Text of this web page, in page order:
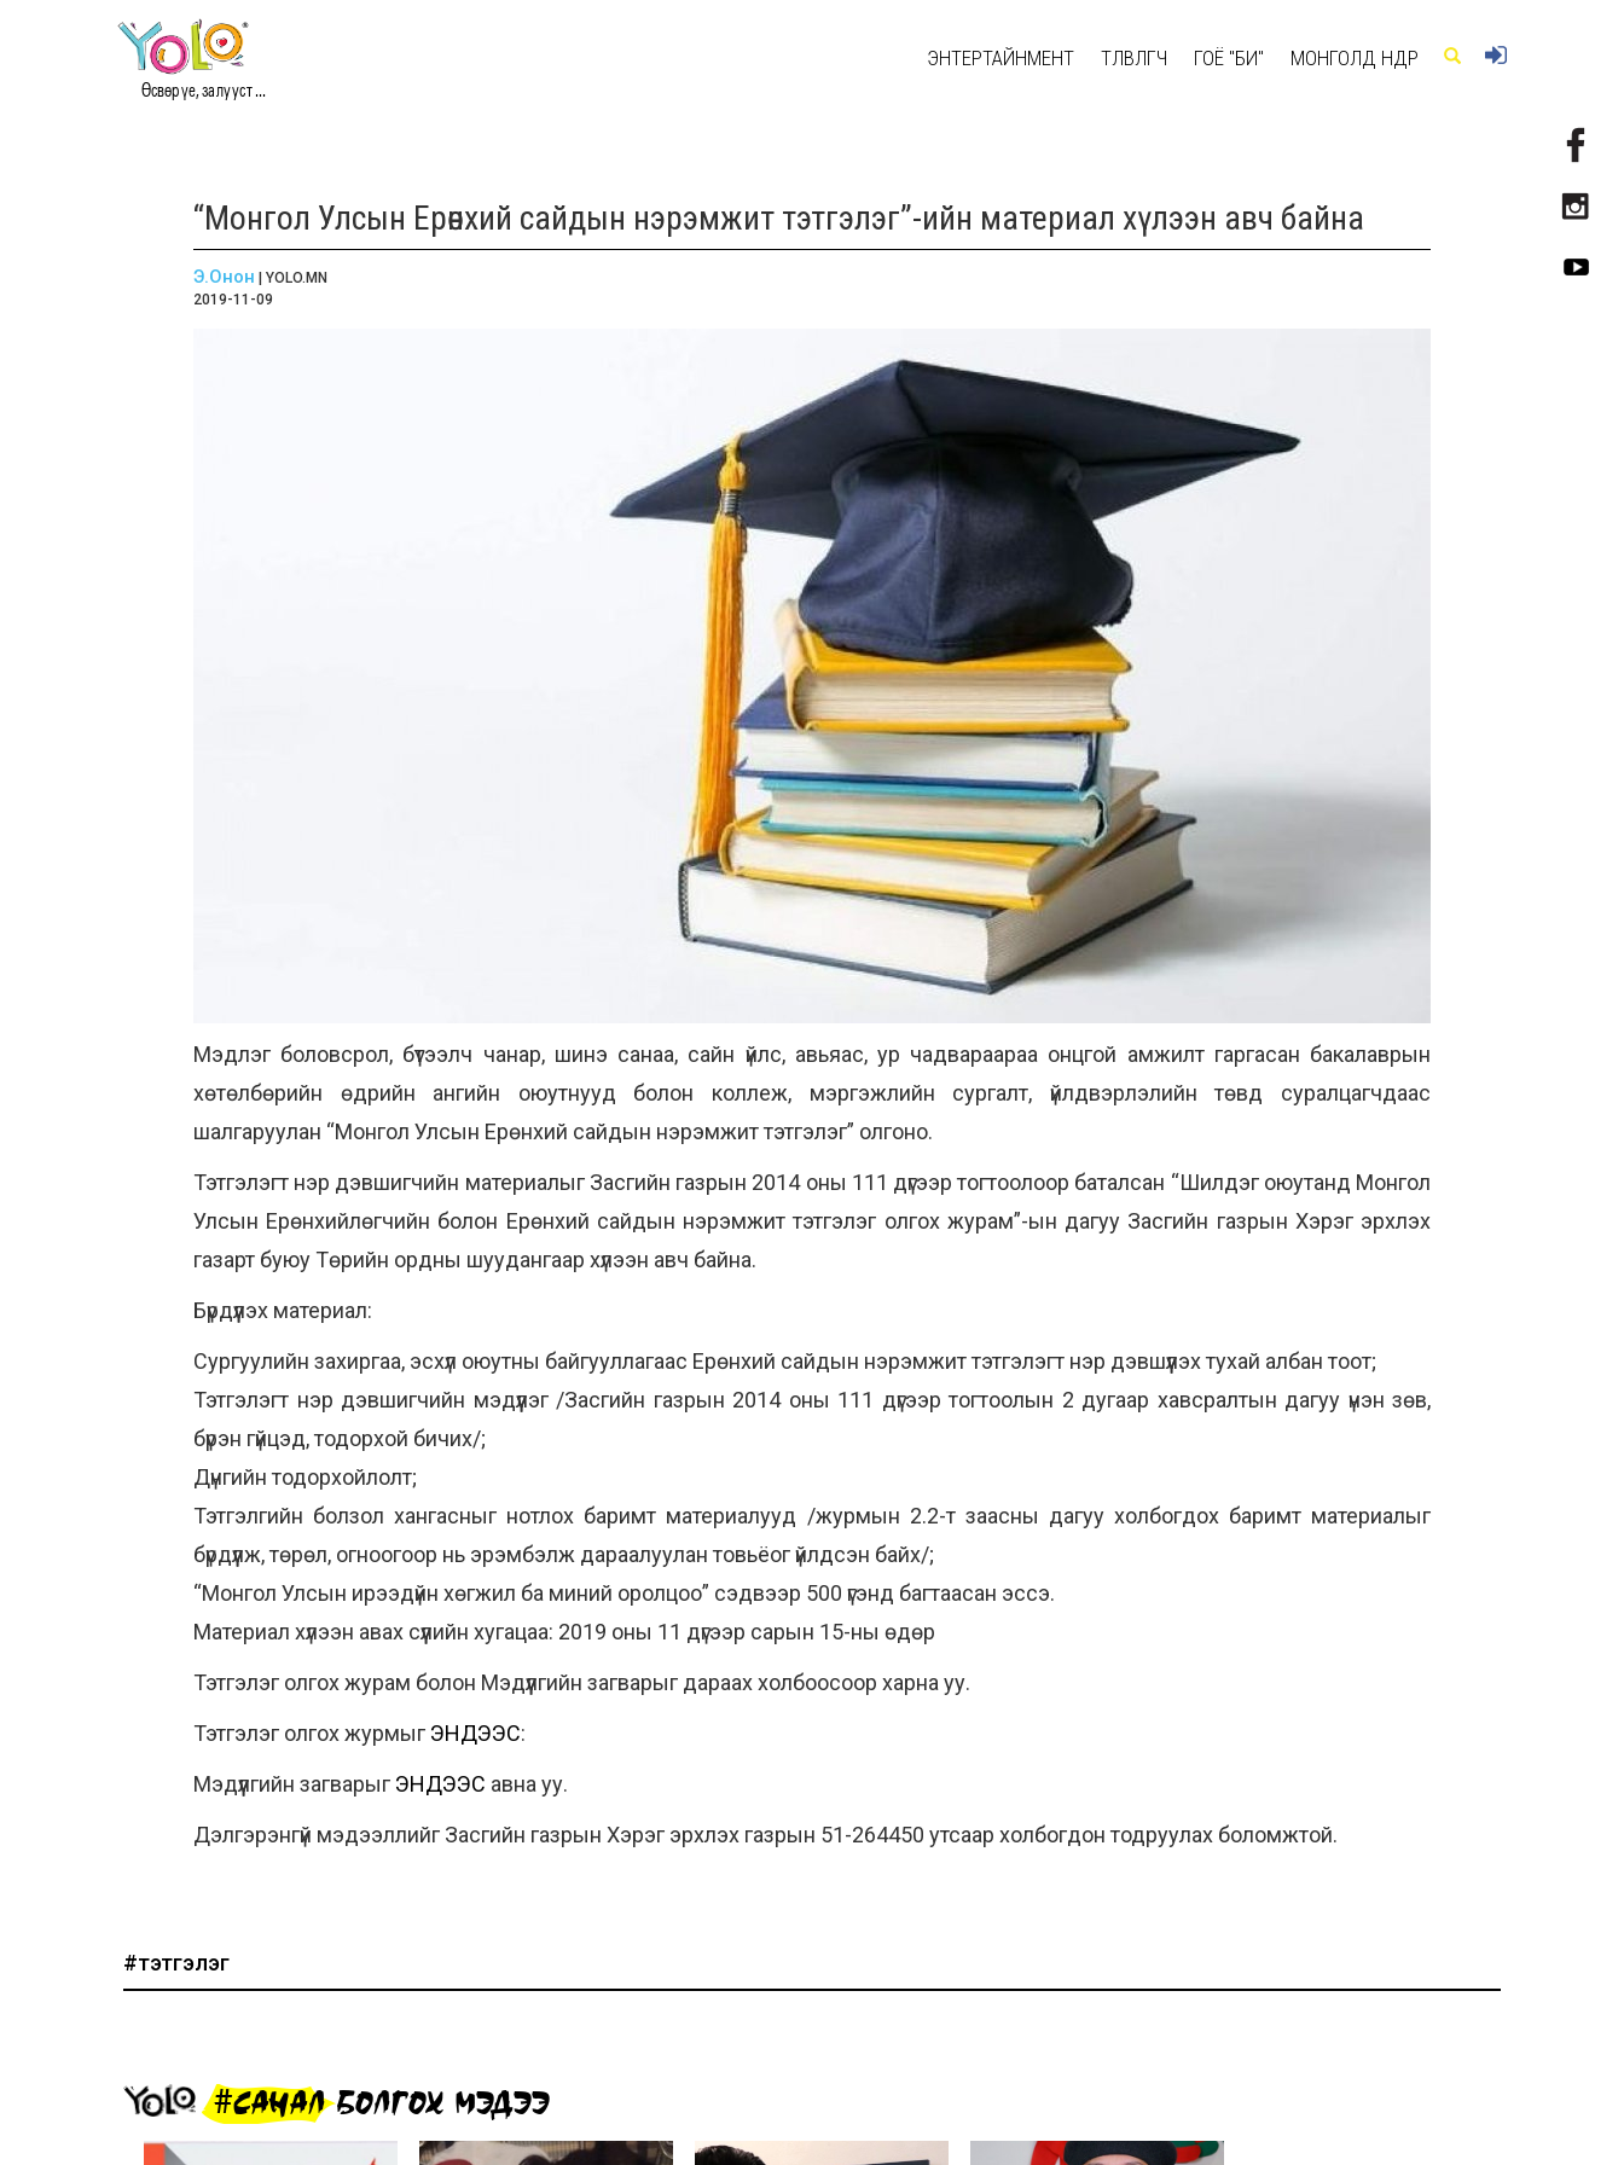
Өсвөр үе, залууст ...
ЭНТЕРТАЙНМЕНТ ТӨЛӨВЛӨГЧ ГОЁ "БИ" МОНГОЛД ӨНӨӨДӨР
“Монгол Улсын Ерөнхий сайдын нэрэмжит тэтгэлэг”-ийн материал хүлээн авч байна
Э.Онон | YOLO.MN
2019-11-09
Мэдлэг боловсрол, бүтээлч чанар, шинэ санаа, сайн үйлс, авьяас, ур чадвараараа онцгой амжилт гаргасан бакалаврын
хөтөлбөрийн өдрийн ангийн оюутнууд болон коллеж, мэргэжлийн сургалт, үйлдвэрлэлийн төвд суралцагчдаас
шалгаруулан “Монгол Улсын Ерөнхий сайдын нэрэмжит тэтгэлэг” олгоно.
Тэтгэлэгт нэр дэвшигчийн материалыг Засгийн газрын 2014 оны 111 дүгээр тогтоолоор баталсан “Шилдэг оюутанд Монгол
Улсын Ерөнхийлөгчийн болон Ерөнхий сайдын нэрэмжит тэтгэлэг олгох журам”-ын дагуу Засгийн газрын Хэрэг эрхлэх
газарт буюу Төрийн ордны шуудангаар хүлээн авч байна.
Бүрдүүлэх материал:
Сургуулийн захиргаа, эсхүл оюутны байгууллагаас Ерөнхий сайдын нэрэмжит тэтгэлэгт нэр дэвшүүлэх тухай албан тоот;
Тэтгэлэгт нэр дэвшигчийн мэдүүлэг /Засгийн газрын 2014 оны 111 дүгээр тогтоолын 2 дугаар хавсралтын дагуу үнэн зөв,
бүрэн гүйцэд, тодорхой бичих/;
Дүнгийн тодорхойлолт;
Тэтгэлгийн болзол хангасныг нотлох баримт материалууд /журмын 2.2-т заасны дагуу холбогдох баримт материалыг
бүрдүүлж, төрөл, огноогоор нь эрэмбэлж дараалуулан товьёог үйлдсэн байх/;
“Монгол Улсын ирээдүйн хөгжил ба миний оролцоо” сэдвээр 500 үгэнд багтаасан эссэ.
Материал хүлээн авах сүүлийн хугацаа: 2019 оны 11 дүгээр сарын 15-ны өдөр
Тэтгэлэг олгох журам болон Мэдүүлгийн загварыг дараах холбоосоор харна уу.
Тэтгэлэг олгох журмыг ЭНДЭЭС:
Мэдүүлгийн загварыг ЭНДЭЭС авна уу.
Дэлгэрэнгүй мэдээллийг Засгийн газрын Хэрэг эрхлэх газрын 51-264450 утсаар холбогдон тодруулах боломжтой.
#тэтгэлэг
#САНАЛ БОЛГОХ МЭДЭЭ